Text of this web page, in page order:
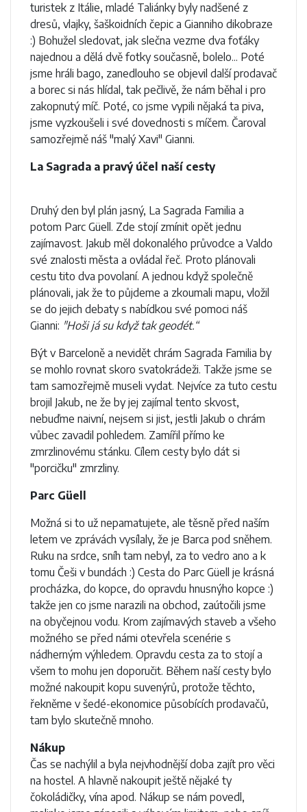
turistek z Itálie, mladé Taliánky byly nadšené z
dresů, vlajky, šaškoidních čepic a Gianniho dikobraze
:) Bohužel sledovat, jak slečna vezme dva foťáky
najednou a dělá dvě fotky současně, bolelo... Poté
jsme hráli bago, zanedlouho se objevil další prodavač
a borec si nás hlídal, tak pečlivě, že nám běhal i pro
zakopnutý míč. Poté, co jsme vypili nějaká ta piva,
jsme vyzkoušeli i své dovednosti s míčem. Čaroval
samozřejmě náš "malý Xavi" Gianni.
La Sagrada a pravý účel naší cesty
Druhý den byl plán jasný, La Sagrada Familia a
potom Parc Güell. Zde stojí zmínit opět jednu
zajímavost. Jakub měl dokonalého průvodce a Valdo
své znalosti města a ovládal řeč. Proto plánovali
cestu tito dva povolaní. A jednou když společně
plánovali, jak že to půjdeme a zkoumali mapu, vložil
se do jejich debaty s nabídkou své pomoci náš
Gianni: "Hoši já su když tak geodét.“
Být v Barceloně a nevidět chrám Sagrada Familia by
se mohlo rovnat skoro svatokrádeži. Takže jsme se
tam samozřejmě museli vydat. Nejvíce za tuto cestu
brojil Jakub, ne že by jej zajímal tento skvost,
nebuďme naivní, nejsem si jist, jestli Jakub o chrám
vůbec zavadil pohledem. Zamířil přímo ke
zmrzlinovému stánku. Cílem cesty bylo dát si
"porcičku" zmrzliny.
Parc Güell
Možná si to už nepamatujete, ale těsně před naším
letem ve zprávách vysílaly, že je Barca pod sněhem.
Ruku na srdce, sníh tam nebyl, za to vedro ano a k
tomu Češi v bundách :) Cesta do Parc Güell je krásná
procházka, do kopce, do opravdu hnusnýho kopce :)
takže jen co jsme narazili na obchod, zaútočili jsme
na obyčejnou vodu. Krom zajímavých staveb a všeho
možného se před námi otevřela scenérie s
nádherným výhledem. Opravdu cesta za to stojí a
všem to mohu jen doporučit. Během naší cesty bylo
možné nakoupit kopu suvenýrů, protože těchto,
řekněme v šedé-ekonomice působících prodavačů,
tam bylo skutečně mnoho.
Nákup
Čas se nachýlil a byla nejvhodnější doba zajít pro věci
na hostel. A hlavně nakoupit ještě nějaké ty
čokoládičky, vína apod. Nákup se nám povedl,